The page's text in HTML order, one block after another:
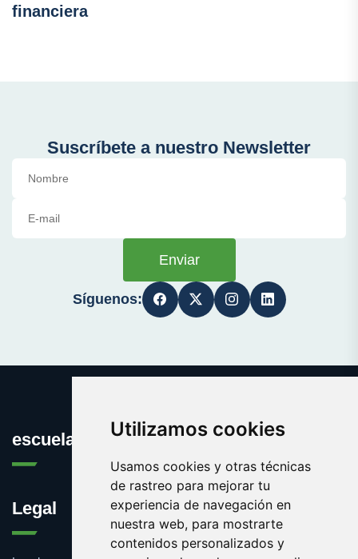
Utilizamos cookies
Usamos cookies y otras técnicas
de rastreo para mejorar tu
experiencia de navegación en
nuestra web, para mostrarte
contenidos personalizados y
financiera
Suscríbete a nuestro Newsletter
Enviar
Síguenos:
escuelainformatica.es
Legal